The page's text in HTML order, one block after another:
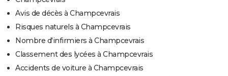
Avis de décès à Champcevrais
Risques naturels à Champcevrais
Nombre d'infirmiers à Champcevrais
Classement des lycées à Champcevrais
Accidents de voiture à Champcevrais